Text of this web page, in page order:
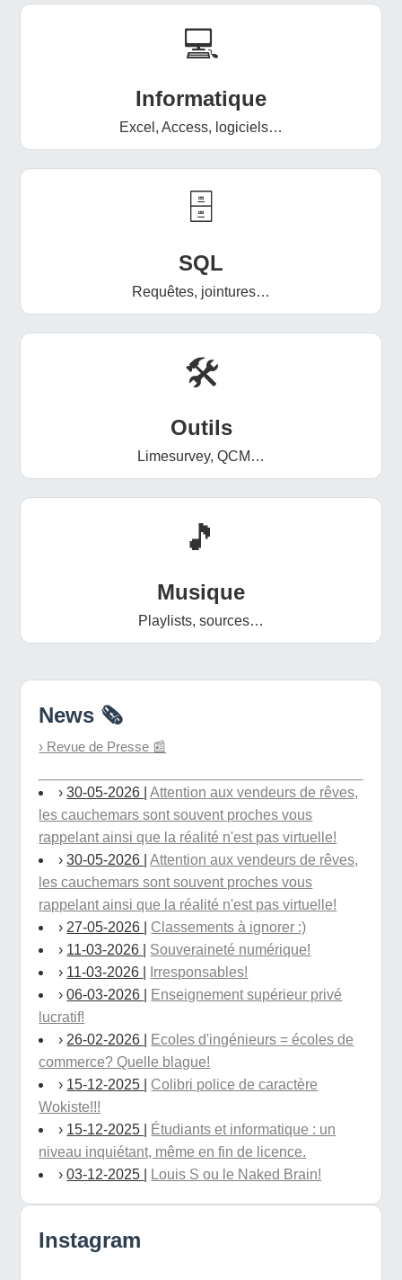
💻
Informatique
Excel, Access, logiciels…
🗄️
SQL
Requêtes, jointures…
🛠️
Outils
Limesurvey, QCM…
🎵
Musique
Playlists, sources…
News 🗞️
› Revue de Presse 📰
›30-05-2026 |Attention aux vendeurs de rêves,
les cauchemars sont souvent proches vous
rappelant ainsi que la réalité n'est pas virtuelle!
›30-05-2026 |Attention aux vendeurs de rêves,
les cauchemars sont souvent proches vous
rappelant ainsi que la réalité n'est pas virtuelle!
› 27-05-2026
Classements à ignorer :)
› 11-03-2026
Souveraineté numérique!
› 11-03-2026
Irresponsables!
›06-03-2026
Enseignement supérieur privé
lucratif!
› 26-02-2026
Ecoles d'ingénieurs = écoles de
commerce? Quelle blague!
› 15-12-2025
Colibri police de caractère
Wokiste!!!
› 15-12-2025
Étudiants et informatique : un
niveau inquiétant, même en fin de licence.
›03-12-2025 Louis S ou le Naked Brain!
Instagram